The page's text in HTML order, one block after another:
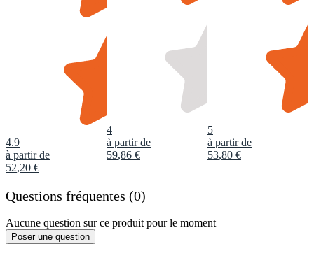
4.9
à partir de
52,20 €
4
à partir de
59,86 €
5
à partir de
53,80 €
Questions fréquentes (0)
Aucune question sur ce produit pour le moment
Poser une question